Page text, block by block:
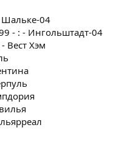
Шальке-04
- : - Ингольштадт-04
Вест Хэм